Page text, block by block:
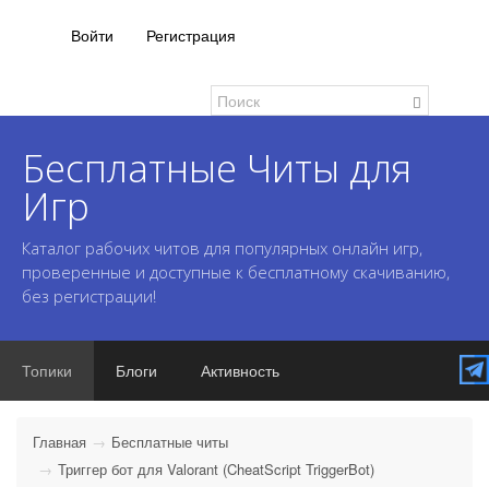
Войти Регистрация
Бесплатные Читы для
Игр
Каталог рабочих читов для популярных онлайн игр,
проверенные и доступные к бесплатному скачиванию,
без регистрации!
Топики Блоги Активность
Главная
Бесплатные читы
Триггер бот для Valorant (CheatScript TriggerBot)